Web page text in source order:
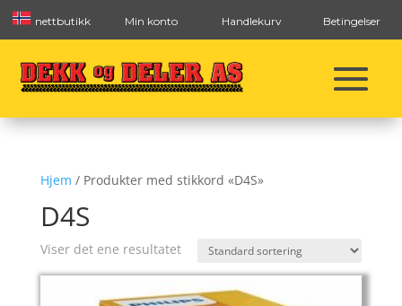
nettbutikk Min konto Handlekurv Betingelser
Hjem / Produkter med stikkord «D4S»
D4S
Viser det ene resultatet